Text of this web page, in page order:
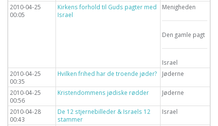
2010-04-25
00:05
Kirkens forhold til Guds pagter med
Israel
Menigheden
Den gamle pagt
Israel
2010-04-25
00:35
Hvilken frihed har de troende jøder? Jøderne
2010-04-25
00:56
Kristendommens jødiske rødder Jøderne
2010-04-28
00:43
De 12 stjernebilleder & Israels 12
stammer
Israel